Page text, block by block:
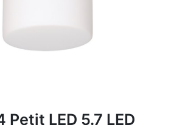
Petit LED 5.7 LED